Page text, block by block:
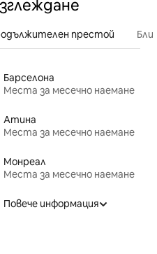
престой
Барселона
Места за месечно наемане
Атина
Места за месечно наемане
Монреал
Места за месечно наемане
Повече информация